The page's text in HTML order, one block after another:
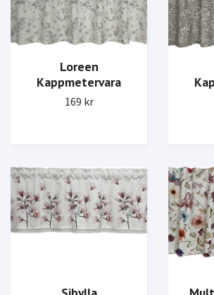
Loreen
Kappmetervara
169 kr